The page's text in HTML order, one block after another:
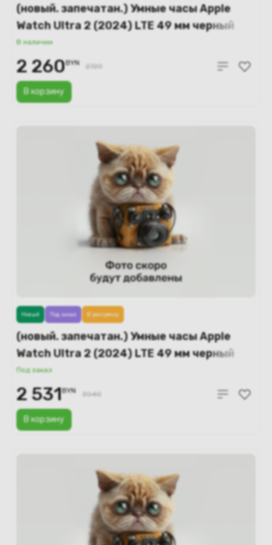
(новый. запечатан.) Умные часы Apple
Watch Ultra 2 (2024) LTE 49 мм черный
титановый корпус/черный ремешок
миланская петля – M (MX5U3)
В наличии
В корзину
2 260BYN 2720
(новый. запечатан.) Умные часы Apple
Watch Ultra 2 (2024) LTE 49 мм черный
титановый корпус/черный ремешок
миланская петля – S (MX4W3)
Под заказ
В корзину
Новый Под заказ В рассрочку
2 531BYN 3040